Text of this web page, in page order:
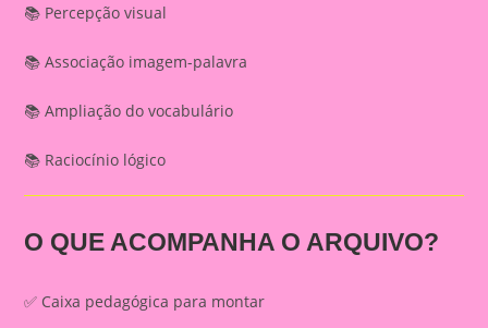
📚 Percepção visual
📚 Associação imagem-palavra
📚 Ampliação do vocabulário
📚 Raciocínio lógico
O QUE ACOMPANHA O ARQUIVO?
✅ Caixa pedagógica para montar